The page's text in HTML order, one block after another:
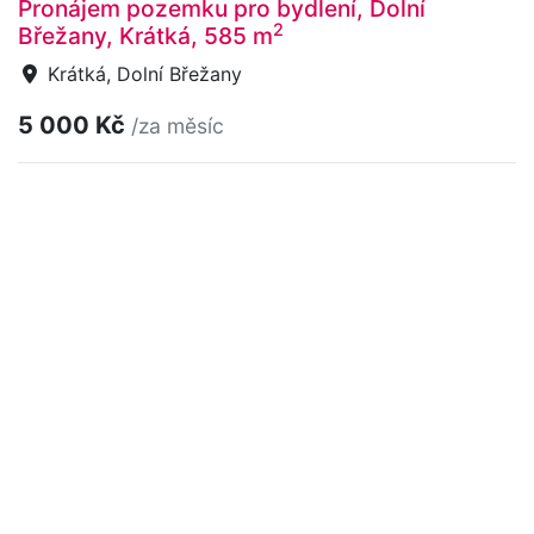
Pronájem pozemku pro bydlení, Dolní
Břežany, Krátká, 585 m2
Krátká, Dolní Břežany
5 000 Kč /za měsíc